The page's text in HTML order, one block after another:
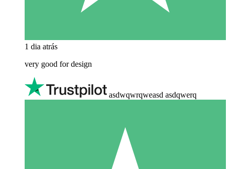
1 dia atrás
very good for design
asdwqwrqweasd asdqwerq